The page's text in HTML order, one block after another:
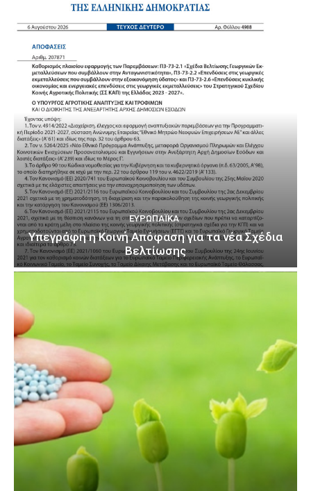
ΕΥΡΩΠΑΪΚΆ
Υπεγράφη η Κοινή Απόφαση για τα νέα Σχέδια
Βελτίωσης